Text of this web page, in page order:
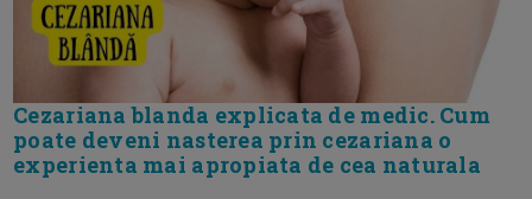
Cezariana blanda explicata de medic. Cum
poate deveni nasterea prin cezariana o
experienta mai apropiata de cea naturala